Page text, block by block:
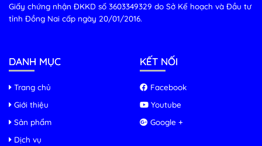
Giấy chứng nhận ĐKKD số 3603349329 do Sở Kế hoạch và Đầu tư
tỉnh Đồng Nai cấp ngày 20/01/2016.
DANH MỤC
Trang chủ
Giới thiệu
Sản phẩm
Dịch vụ
KẾT NỐI
Facebook
Youtube
Google +